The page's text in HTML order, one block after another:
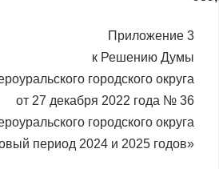
Приложение 3
к Решению Думы
городского округа
от 27 декабря 2022 года № 36
городского округа
период 2024 и 2025 годов»